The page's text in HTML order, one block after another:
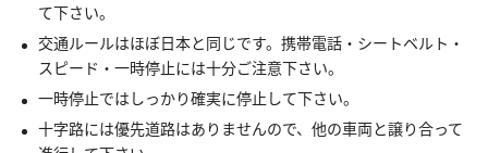
て下さい。
交通ルールはほぼ日本と同じです。携帯電話・シートベルト・
スピード・一時停止には十分ご注意下さい。
一時停止ではしっかり確実に停止して下さい。
十字路には優先道路はありませんので、他の車両と譲り合って